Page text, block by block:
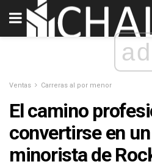
ad
Ventas Carreras al por menor
El camino
convertirse en un
minorista de